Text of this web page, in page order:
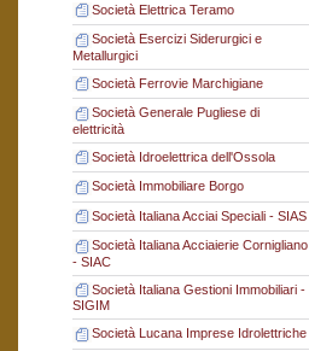
Società Elettrica Teramo
Società Esercizi Siderurgici e
Metallurgici
Società Ferrovie Marchigiane
Società Generale Pugliese di
elettricità
Società Idroelettrica dell'Ossola
Società Immobiliare Borgo
Società Italiana Acciai Speciali - SIAS
Società Italiana Acciaierie Cornigliano
- SIAC
Società Italiana Gestioni Immobiliari -
SIGIM
Società Lucana Imprese Idrolettriche